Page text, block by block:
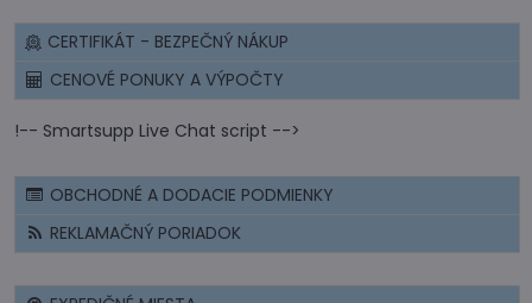
CERTIFIKÁT - BEZPEČNÝ NÁKUP
CENOVÉ PONUKY A VÝPOČTY
!-- Smartsupp Live Chat script -->
OBCHODNÉ A DODACIE PODMIENKY
REKLAMAČNÝ PORIADOK